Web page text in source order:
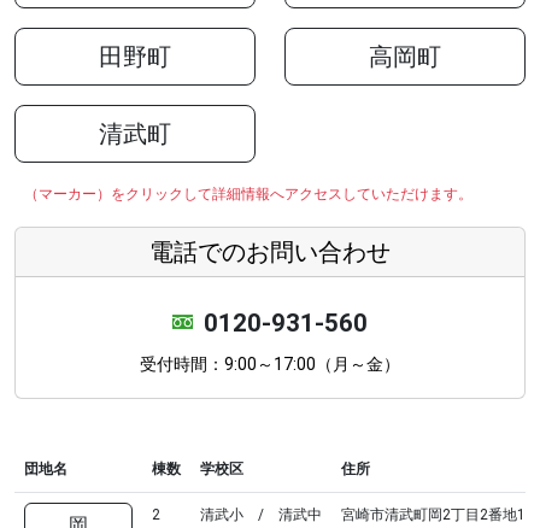
田野町 高岡町
清武町
（マーカー）をクリックして詳細情報へアクセスしていただけます。
電話でのお問い合わせ
0120-931-560
受付時間：9:00～17:00（月～金）
団地名 棟数 学校区 住所
2 清武小 / 清武中 宮崎市清武町岡2丁目2番地1